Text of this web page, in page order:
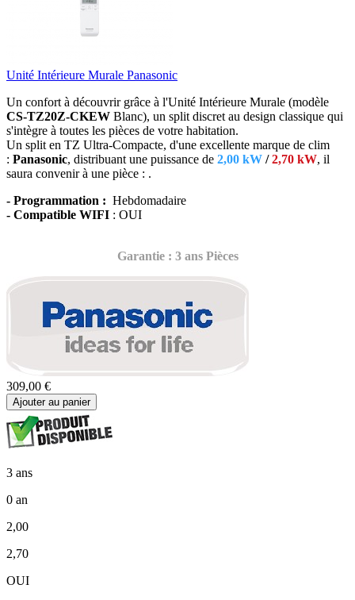
Unité Intérieure Murale Panasonic
Un confort à découvrir grâce à l'Unité Intérieure Murale (modèle
CS-TZ20Z-CKEW Blanc), un split discret au design classique qui
s'intègre à toutes les pièces de votre habitation.
Un split en TZ Ultra-Compacte, d'une excellente marque de clim
: Panasonic, distribuant une puissance de 2,00 kW /2,70 kW, il
saura convenirà une pièce : .
- Programmation : Hebdomadaire
- Compatible WIFI : OUI
Garantie : 3 ans Pièces
309,00 €
Ajouter au panier
3 ans
0 an
2,00
2,70
OUI